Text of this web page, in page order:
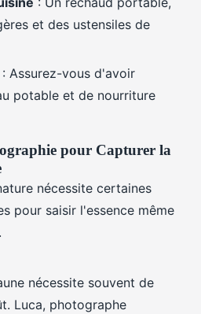
et des ustensiles de
: Assurez-vous d'avoir
potable et de nourriture
pour Capturer la
nécessite certaines
pour saisir l'essence même
nécessite souvent de
Luca, photographe